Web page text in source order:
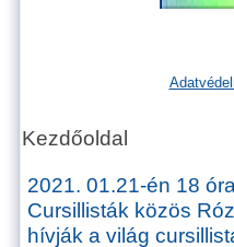
Kezdőoldal
2021. 01.21-én 18
Cursillisták közös
hívják a világ